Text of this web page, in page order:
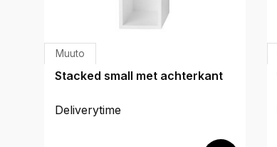
Muuto
Stacked small met achterkant
Deliverytime